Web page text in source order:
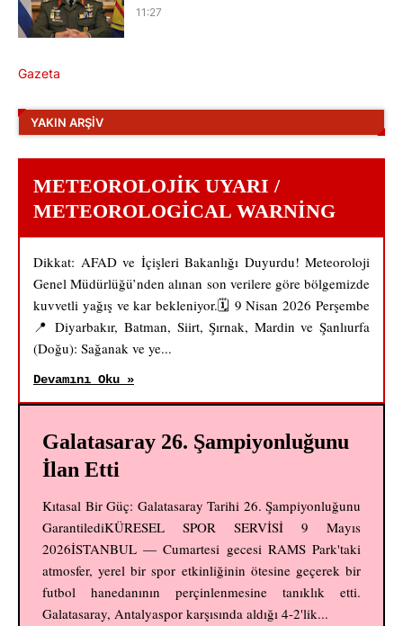
11:27
Gazeta
YAKIN ARŞIV
METEOROLOJIK UYARI /
METEOROLOGICAL WARNING
Dikkat: AFAD ve İçişleri Bakanlığı Duyurdu! Meteoroloji
Genel Müdürlüğü’nden alınan son verilere göre bölgemizde
kuvvetli yağış ve kar bekleniyor.🗓️ 9 Nisan 2026 Perşembe
📍 Diyarbakır, Batman, Siirt, Şırnak, Mardin ve Şanlıurfa
(Doğu): Sağanak ve ye...
Devamını Oku »
Galatasaray 26. Şampiyonluğunu
İlan Etti
Kıtasal Bir Güç: Galatasaray Tarihi 26. Şampiyonluğunu
GarantilediKÜRESEL SPOR SERVİSİ 9 Mayıs
2026İSTANBUL — Cumartesi gecesi RAMS Park'taki
atmosfer, yerel bir spor etkinliğinin ötesine geçerek bir
futbol hanedanının perçinlenmesine tanıklık etti.
Galatasaray, Antalyaspor karşısında aldığı 4-2'lik...